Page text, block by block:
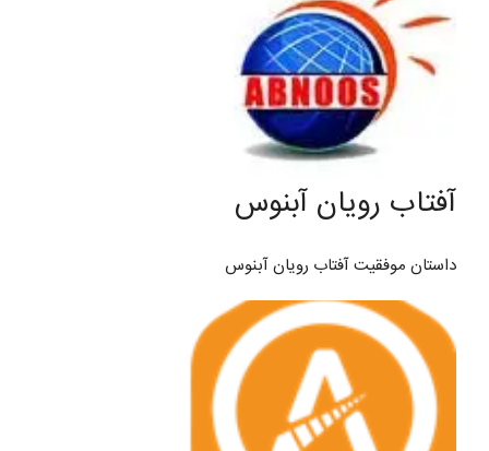
آفتاب رویان آبنوس
داستان موفقیت آفتاب رویان آبنوس